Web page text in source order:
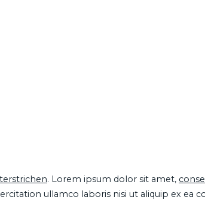
. Lorem ipsum dolor sit amet,
ullamco laboris nisi ut aliquip ex ea